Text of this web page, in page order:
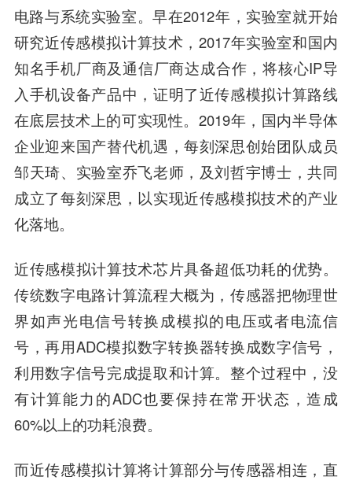
电路与系统实验室。早在2012年，实验室就开始
研究近传感模拟计算技术，2017年实验室和国内
知名手机厂商及通信厂商达成合作，将核心IP导
入手机设备产品中，证明了近传感模拟计算路线
在底层技术上的可实现性。2019年，国内半导体
企业迎来国产替代机遇，每刻深思创始团队成员
邹天琦、实验室乔飞老师，及刘哲宇博士，共同
成立了每刻深思，以实现近传感模拟技术的产业
化落地。
近传感模拟计算技术芯片具备超低功耗的优势。
传统数字电路计算流程大概为，传感器把物理世
界如声光电信号转换成模拟的电压或者电流信
号，再用ADC模拟数字转换器转换成数字信号，
利用数字信号完成提取和计算。整个过程中，没
有计算能力的ADC也要保持在常开状态，造成
60%以上的功耗浪费。
而近传感模拟计算将计算部分与传感器相连，直